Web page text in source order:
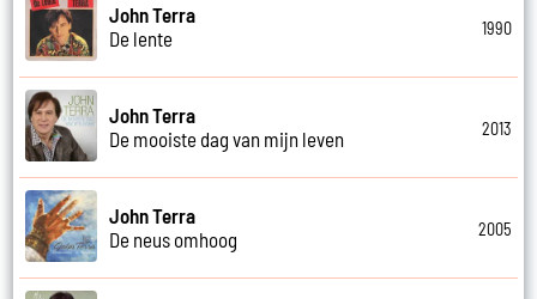
John Terra
De lente
1990
John Terra
De mooiste dag van mijn leven
2013
John Terra
De neus omhoog
2005